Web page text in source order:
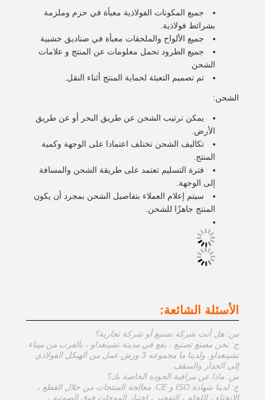
جميع المكونات الفولاذية معبأة في حزم وملزمة
بشرائط فولاذية.
جميع الألواح والملحقات معبأة في صناديق خشبية
جميع الطرود تحمل معلومات عن المنتج و علامات
الشحن
تم تصميم التعبئة لحماية المنتج أثناء النقل.
الشحن:
يمكن ترتيب الشحن عن طريق البحر أو عن طريق
الأرض.
تكاليف الشحن تختلف اعتمادا على الوجهة وكمية
المنتج.
فترة التسليم تعتمد على طريقة الشحن والمسافة
إلى الوجهة.
سيتم إعلام العملاء بتفاصيل الشحن بمجرد أن يكون
المنتج جاهزًا للشحن.
الأسئلة الشائعة:
س: هل أنت شركة تصنيع أو شركة تجارية؟
ج: نحن مصنع تصنيع ، يقع في مدينة تشينغداو ، بالقرب من ميناء
تشينغداو. ولدينا ما مجموعه 3 ورش عمل من الهيكل الفولاذي
إلى الجدار والسقف.
س: ماذا عن مراقبة الجودة الخاصة بك؟
ج: لدينا شهادة ISO و CE. معالجة المنتجات من خلال القطع ،
الانحناء ، اللحام ، التفجير ، اختبار الموجات فوق الصوتية ،